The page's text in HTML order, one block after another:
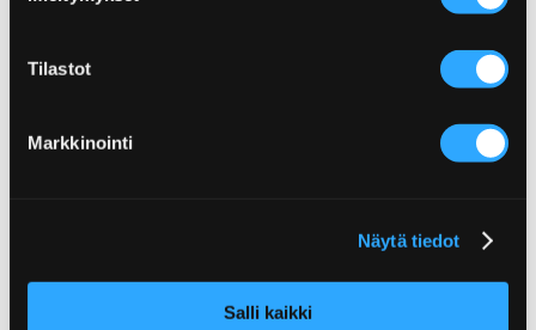
Tilastot
Markkinointi
Näytä tiedot
Salli kaikki